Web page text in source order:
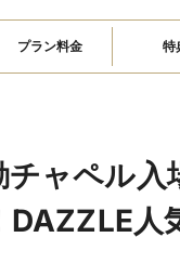
プラン料金 特
ャペル
人